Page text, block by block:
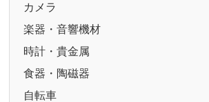
カメラ
楽器・音響機材
時計・貴金属
食器・陶磁器
自転車